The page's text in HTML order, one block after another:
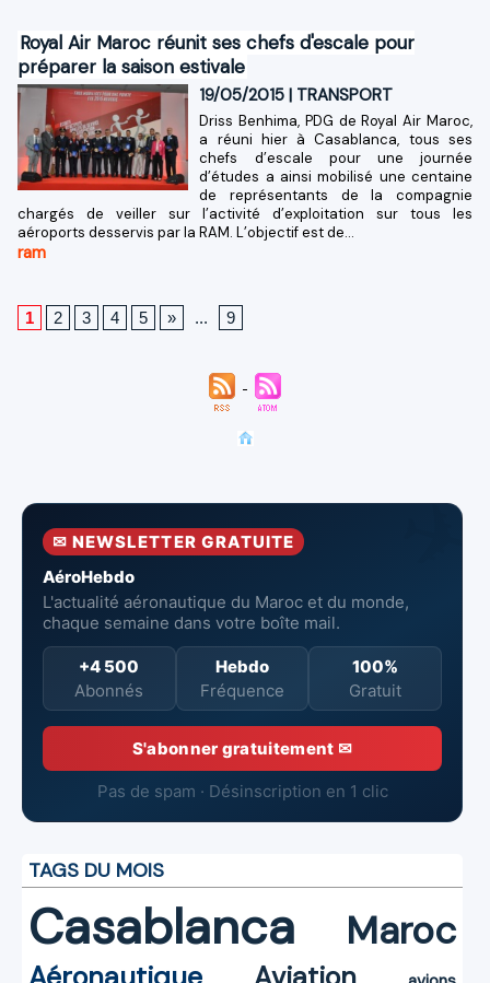
Royal Air Maroc réunit ses chefs d'escale pour
préparer la saison estivale
19/05/2015 | TRANSPORT
Driss Benhima, PDG de Royal Air Maroc,
a réuni hier à Casablanca, tous ses
chefs d’escale pour une journée
d’études a ainsi mobilisé une centaine
de représentants de la compagnie
chargés de veiller sur l’activité d’exploitation sur tous les
aéroports desservis par la RAM. L’objectif est de...
ram
1 2 3 4 5 » ... 9
✉ NEWSLETTER GRATUITE
AéroHebdo
L'actualité aéronautique du Maroc et du monde,
chaque semaine dans votre boîte mail.
+4 500
Abonnés
Hebdo
Fréquence
100%
Gratuit
S'abonner gratuitement ✉
Pas de spam · Désinscription en 1 clic
TAGS DU MOIS
Casablanca Maroc